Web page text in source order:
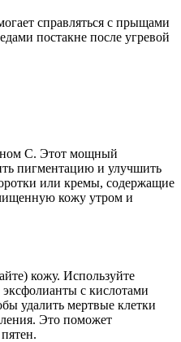
справляться с прыщами
постакне после угревой
C. Этот мощный
пигментацию и улучшить
или кремы, содержащие
кожу утром и
кожу. Используйте
с кислотами
удалить мертвые клетки
Это поможет